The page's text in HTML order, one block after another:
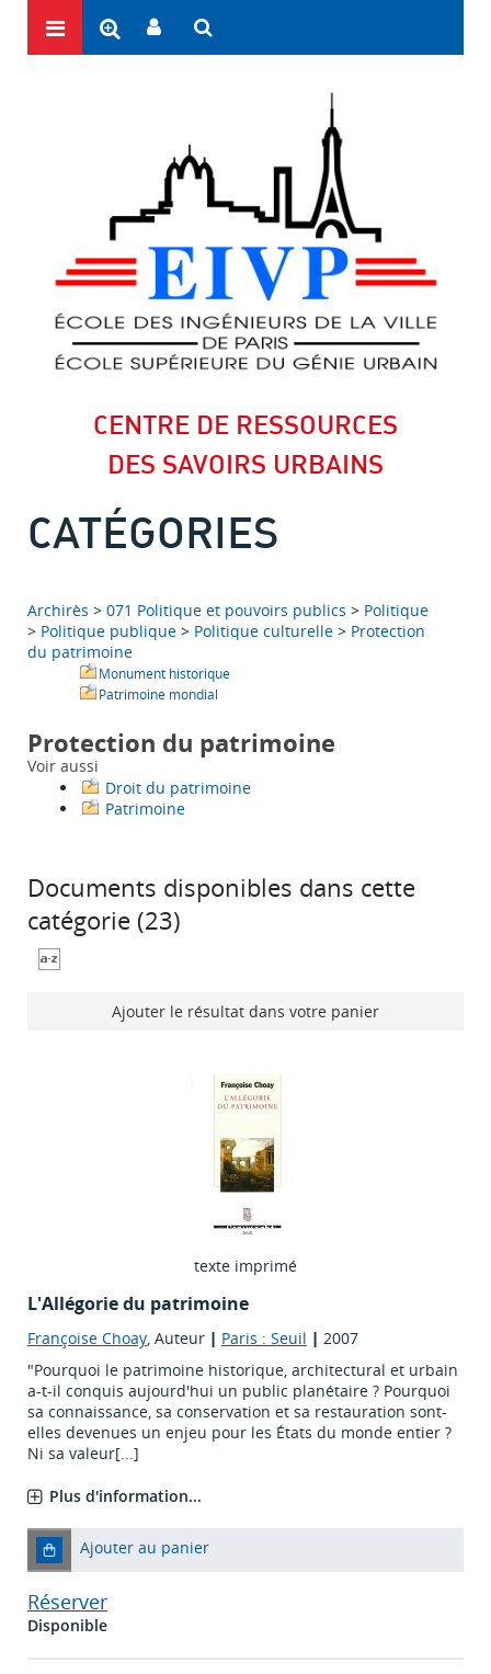
CENTRE DE RESSOURCES
DES SAVOIRS URBAINS
CATÉGORIES
Archirès > 071 Politique et pouvoirs publics > Politique
> Politique publique > Politique culturelle > Protection
du patrimoine
Monument historique
Patrimoine mondial
Protection du patrimoine
Voir aussi
Droit du patrimoine
Patrimoine
Documents disponibles dans cette
catégorie (23)
Ajouter le résultat dans votre panier
texte imprimé
L'Allégorie du patrimoine
Françoise Choay, Auteur | Paris : Seuil | 2007
"Pourquoi le patrimoine historique, architectural et urbain
a-t-il conquis aujourd'hui un public planétaire ? Pourquoi
sa connaissance, sa conservation et sa restauration sont-
elles devenues un enjeu pour les États du monde entier ?
Ni sa valeur[...]
Plus d'information...
Ajouter au panier
Réserver
Disponible